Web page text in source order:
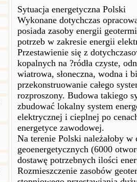
Sytuacja energetyczna Polski
Wykonane dotychczas
posiada zasoby energii
potrzeb w zakresie energii
Przestawienie się z
kopalnych na ?ródła czyste,
wiatrowa, słoneczna, wodna i
przekonstruowanie całego
rozproszony. Budowa takiego
zbudować lokalny system
elektrycznej i cieplnej po
energetyce zawodowej.
Na terenie Polski należałoby
geoenergetycznych (6000
dostawę potrzebnych ilości
Rozmieszczenie zasobów